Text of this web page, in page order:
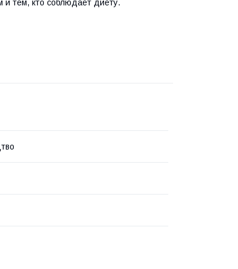
и тем, кто соблюдает диету.